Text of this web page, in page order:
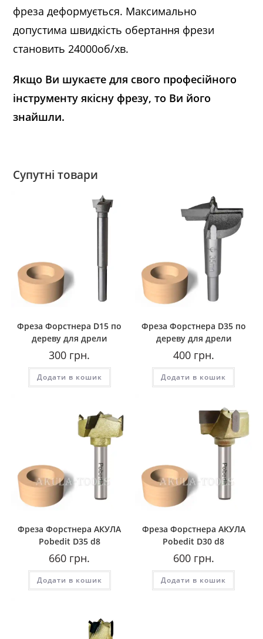
фреза деформується. Максимально
допустима швидкість обертання фрези
становить 24000об/хв.
Якщо Ви шукаєте для свого професійного
інструменту якісну фрезу, то Ви його
знайшли.
Супутні товари
Фреза Форстнера D15 по
дереву для дрели
300 грн.
Додати в кошик
Фреза Форстнера D35 по
дереву для дрели
400грн.
Додати в кошик
Фреза Форстнера AКУЛА
Pobedit D35 d8
660 грн.
Додати в кошик
Фреза Форстнера AКУЛА
Pobedit D30 d8
600грн.
Додати в кошик